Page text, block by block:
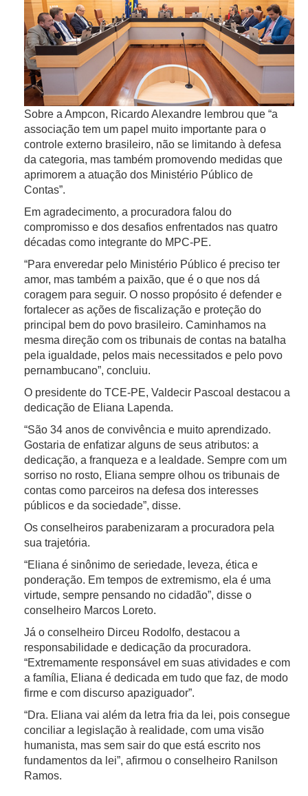
Sobre a Ampcon, Ricardo Alexandre lembrou que “a
associação tem um papel muito importante para o
controle externo brasileiro, não se limitando à defesa
da categoria, mas também promovendo medidas que
aprimorem a atuação dos Ministério Público de
Contas”.
Em agradecimento, a procuradora falou do
compromisso e dos desafios enfrentados nas quatro
décadas como integrante do MPC-PE.
“Para enveredar pelo Ministério Público é preciso ter
amor, mas também a paixão, que é o que nos dá
coragem para seguir. O nosso propósito é defender e
fortalecer as ações de fiscalização e proteção do
principal bem do povo brasileiro. Caminhamos na
mesma direção com os tribunais de contas na batalha
pela igualdade, pelos mais necessitados e pelo povo
pernambucano”, concluiu.
O presidente do TCE-PE, Valdecir Pascoal destacou a
dedicação de Eliana Lapenda.
“São 34 anos de convivência e muito aprendizado.
Gostaria de enfatizar alguns de seus atributos: a
dedicação, a franqueza e a lealdade. Sempre com um
sorriso no rosto, Eliana sempre olhou os tribunais de
contas como parceiros na defesa dos interesses
públicos e da sociedade”, disse.
Os conselheiros parabenizaram a procuradora pela
sua trajetória.
“Eliana é sinônimo de seriedade, leveza, ética e
ponderação. Em tempos de extremismo, ela é uma
virtude, sempre pensando no cidadão”, disse o
conselheiro Marcos Loreto.
Já o conselheiro Dirceu Rodolfo, destacou a
responsabilidade e dedicação da procuradora.
“Extremamente responsável em suas atividades e com
a família, Eliana é dedicada em tudo que faz, de modo
firme e com discurso apaziguador”.
“Dra. Eliana vai além da letra fria da lei, pois consegue
conciliar a legislação à realidade, com uma visão
humanista, mas sem sair do que está escrito nos
fundamentos da lei”, afirmou o conselheiro Ranilson
Ramos.